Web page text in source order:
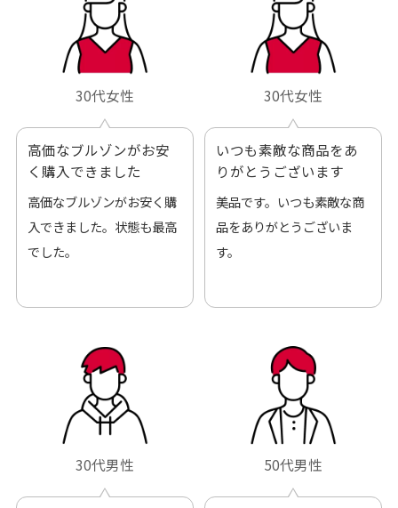
30代女性
高価なブルゾンがお安
く購入できました
高価なブルゾンがお安く購
入できました。状態も最高
でした。
30代女性
いつも素敵な商品をあ
りがとうございます
美品です。いつも素敵な商
品をありがとうございま
す。
30代男性 50代男性